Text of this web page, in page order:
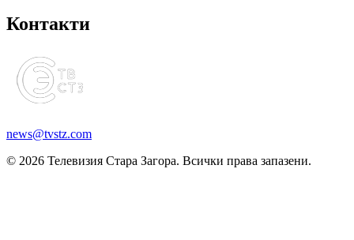
Контакти
news@tvstz.com
© 2026 Телевизия Стара Загора. Всички права запазени.